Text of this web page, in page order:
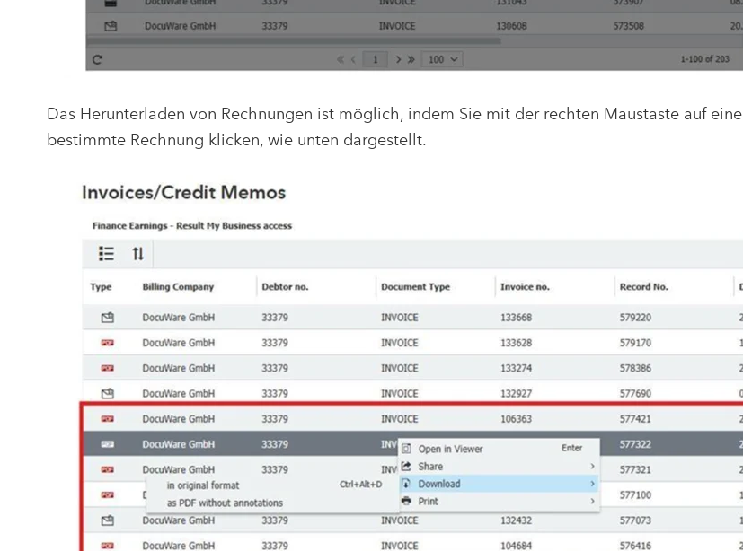
Das Herunterladen von Rechnungen ist möglich, indem Sie mit der rechten Maustaste auf eine
bestimmte Rechnung klicken, wie unten dargestellt.